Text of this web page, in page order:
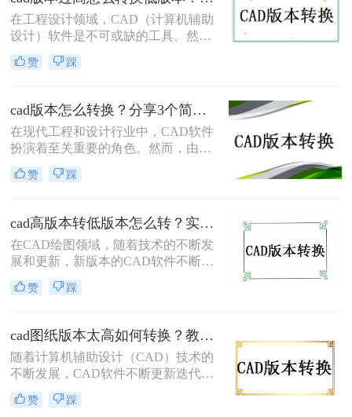
具体要怎么#other#呢？下面就一起来
了解一下吧。
在工程设计领域，CAD（计算机辅助
设计）软件是不可或缺的工具。然
而，随着技术的不断进步，CAD软件
也在不断更新换代。有时，我们可能
打开或编辑文件的情况，这时就需要
将高版本的CAD文件转换为低版本。
那么CAD版本过高怎么转换低版本
呢？本文将介绍几种常见的CAD版本
转换方法，帮助您轻松应对这一问
题。
赞 踩
cad版本怎么转换？分享3个简单方法，轻松无损转换！
在现代工程和设计行业中，CAD软件
扮演着至关重要的角色。然而，由于
不同的CAD软件使用不同的文件格
式，将文件从一个CAD版本转换到另
的是，我们有几种方法可以轻松地完
成这个转换过程，并确保文件在不同
的CAD软件中无缝地运行。那么CAD
版本怎么转换呢？在本文中，我们将
介绍三种最常用的CAD版本转换方
法，以帮助您更好地处理CAD文件。
赞 踩
cad高版本转低版本怎么转？实用的版本转换方法来了！
在CAD绘图领域，随着技术的不断发
展和更新，新版本的CAD软件不断涌
现，它们带来了更为丰富的功能和更
高的绘图效率。然而，在实际工作
高版本的CAD文件转换为低版本，以
便在旧版本的CAD软件中打开和编
辑。那么CAD高版本转低版本怎么转
呢？本文将详细介绍CAD高版本转低
版本的转换方法，帮助您轻松应对这
一需求。
赞 踩
cad图纸版本太高如何转换？教你三个小妙招轻松搞定！
随着计算机辅助设计（CAD）技术的
不断发展，CAD软件不断更新迭代，
每个新版本都带来了更强大的功能和
更高的工作效率。然而，这也导致了
赞 踩